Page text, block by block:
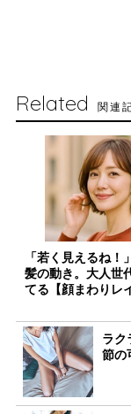
Related 関連
「若く見えるね！
髪の動き。大人世
てる【顔まわりレ
ラク
節の